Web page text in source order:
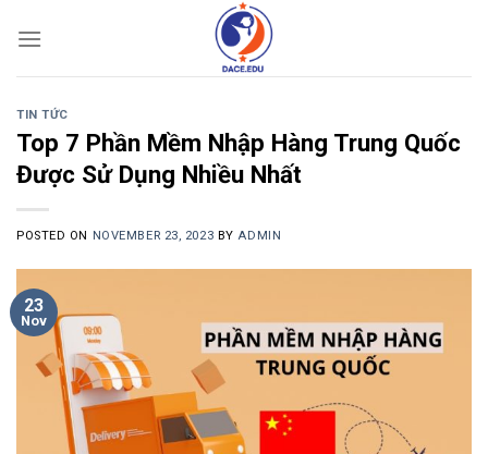
TIN TỨC
Top 7 Phần Mềm Nhập Hàng Trung Quốc
Được Sử Dụng Nhiều Nhất
POSTED ON NOVEMBER 23, 2023 BY ADMIN
23
Nov